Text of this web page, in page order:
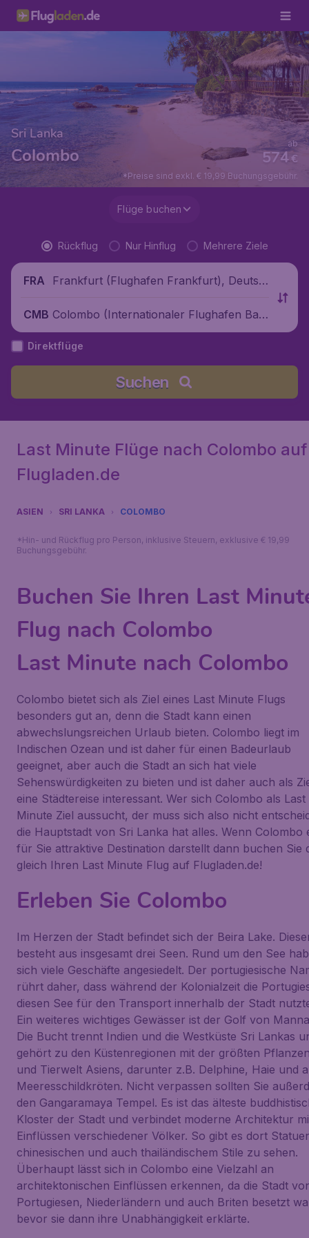
Sri Lanka
Colombo €
574
ab
*Preise sind exkl. € 19,99 Buchungsgebühr.
Flüge buchen
Rückflug Nur Hinflug Mehrere Ziele
FRA
Frankfurt (Flughafen Frankfurt), Deutsc
CMB Colombo (Internationaler Flughafen Ban
daranaike), Sri Lanka
Direktflüge
Suchen
Last Minute Flüge nach Colombo auf
Flugladen.de
ASIEN SRI LANKA COLOMBO
*Hin- und Rückflug pro Person, inklusive Steuern, exklusive € 19,99
Buchungsgebühr.
Buchen Sie Ihren Last
Flug nach Colombo
Last Minute nach Colombo
Colombo bietet sich als Ziel eines Last Minute Flugs
besonders gut an, denn die Stadt kann einen
abwechslungsreichen Urlaub bieten. Colombo liegt im
Indischen Ozean und ist daher für einen Badeurlaub
geeignet, aber auch die Stadt an sich hat viele
Sehenswürdigkeiten zu bieten und ist daher auch als
eine Städtereise interessant. Wer sich Colombo als Last
Minute Ziel aussucht, der muss sich also nicht
die Hauptstadt von Sri Lanka hat alles. Wenn Colombo
für Sie attraktive Destination darstellt dann buchen Sie
gleich Ihren Last Minute Flug auf Flugladen.de!
Erleben Sie Colombo
Im Herzen der Stadt befindet sich der Beira Lake.
besteht aus insgesamt drei Seen. Rund um den See
sich viele Geschäfte angesiedelt. Der portugiesische
rührt daher, dass während der Kolonialzeit die
diesen See für den Transport innerhalb der Stadt
Ein weiteres wichtiges Gewässer ist der Golf von
Die Bucht trennt Indien und die Westküste Sri Lankas
gehört zu den Küstenregionen mit der größten
und Tierwelt Asiens, darunter z.B. Delphine, Haie und
Meeresschildkröten. Nicht verpassen sollten Sie
den Gangaramaya Tempel. Es ist das älteste
Kloster der Stadt und verbindet moderne Architektur
Einflüssen verschiedener Völker. So gibt es dort
chinesischen und auch thailändischem Stile zu sehen.
Überhaupt lässt sich in Colombo eine Vielzahl an
architektonischen Einflüssen erkennen, da die Stadt
Portugiesen, Niederländern und auch Briten besetzt
bevor sie dann ihre Unabhängigkeit erklärte.